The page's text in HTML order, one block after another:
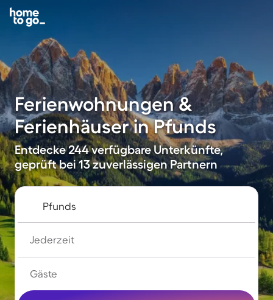
Ferienwohnungen &
Ferienhäuser in Pfunds
Entdecke 244 verfügbare Unterkünfte,
geprüft bei 13 zuverlässigen Partnern
Jederzeit
Gäste